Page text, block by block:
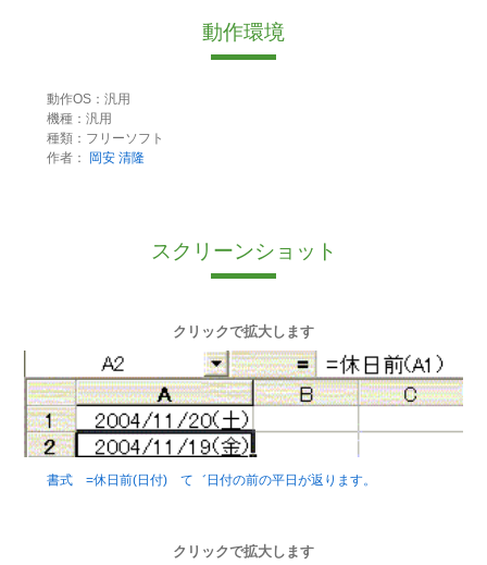
動作環境
動作OS：汎用
機種：汎用
種類：フリーソフト
作者：
岡安 清隆
スクリーンショット
クリックで拡大します
書式 =休日前(日付) て゛日付の前の平日が返ります。
クリックで拡大します